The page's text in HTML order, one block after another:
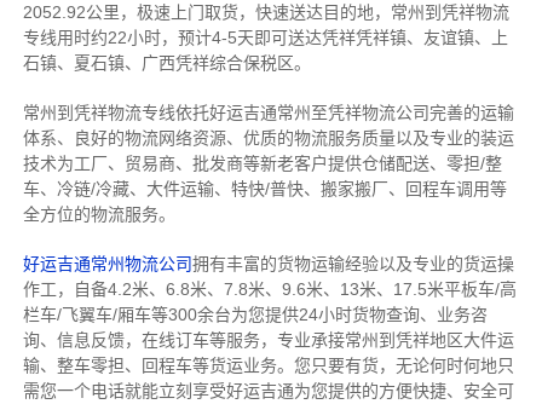
2052.92公里， 极速上门取货，快速送达目的地，常州到凭祥物流
专线用时约22小时，预计4-5天即可送达凭祥凭祥镇、友谊镇、上
石镇、夏石镇、广西凭祥综合保税区。
常州到凭祥物流专线依托好运吉通常州至凭祥物流公司完善的运输
体系、良好的物流网络资源、优质的物流服务质量以及专业的装运
技术为工厂、贸易商、批发商等新老客户提供仓储配送、零担/整
车、冷链/冷藏、大件运输、特快/普快、搬家搬厂、回程车调用等
全方位的物流服务。
好运吉通常州物流公司拥有丰富的货物运输经验以及专业的货运操
作工，自备4.2米、6.8米、7.8米、9.6米、13米、17.5米平板车/高
栏车/飞翼车/厢车等300余台为您提供24小时货物查询、业务咨
询、信息反馈，在线订车等服务， 专业承接常州到凭祥地区大件运
输、整车零担、回程车等货运业务。 您只要有货，无论何时何地只
需您一个电话就能立刻享受好运吉通为您提供的方便快捷、安全可